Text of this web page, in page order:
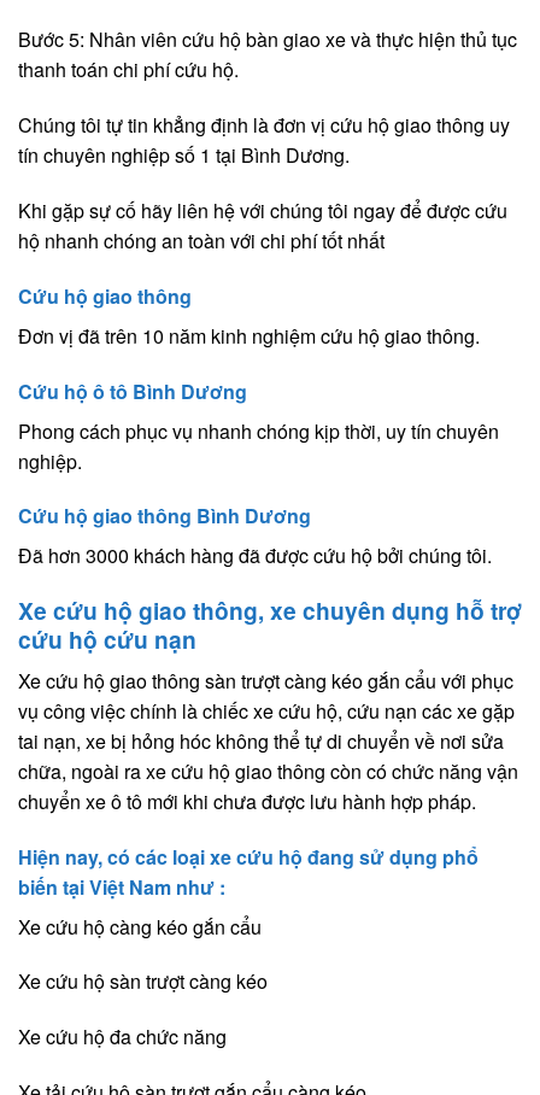
Bước 5: Nhân viên cứu hộ bàn giao xe và thực hiện thủ tục
thanh toán chi phí cứu hộ.
Chúng tôi tự tin khẳng định là đơn vị cứu hộ giao thông uy
tín chuyên nghiệp số 1 tại Bình Dương.
Khi gặp sự cố hãy liên hệ với chúng tôi ngay để được cứu
hộ nhanh chóng an toàn với chi phí tốt nhất
Cứu hộ giao thông
Đơn vị đã trên 10 năm kinh nghiệm cứu hộ giao thông.
Cứu hộ ô tô Bình Dương
Phong cách phục vụ nhanh chóng kịp thời, uy tín chuyên
nghiệp.
Cứu hộ giao thông Bình Dương
Đã hơn 3000 khách hàng đã được cứu hộ bởi chúng tôi.
Xe cứu hộ giao thông, xe chuyên dụng hỗ trợ
cứu hộ cứu nạn
Xe cứu hộ giao thông sàn trượt càng kéo gắn cẩu với phục
vụ công việc chính là chiếc xe cứu hộ, cứu nạn các xe gặp
tai nạn, xe bị hỏng hóc không thể tự di chuyển về nơi sửa
chữa, ngoài ra xe cứu hộ giao thông còn có chức năng vận
chuyển xe ô tô mới khi chưa được lưu hành hợp pháp.
Hiện nay, có các loại xe cứu hộ đang sử dụng phổ
biến tại Việt Nam như :
Xe cứu hộ càng kéo gắn cẩu
Xe cứu hộ sàn trượt càng kéo
Xe cứu hộ đa chức năng